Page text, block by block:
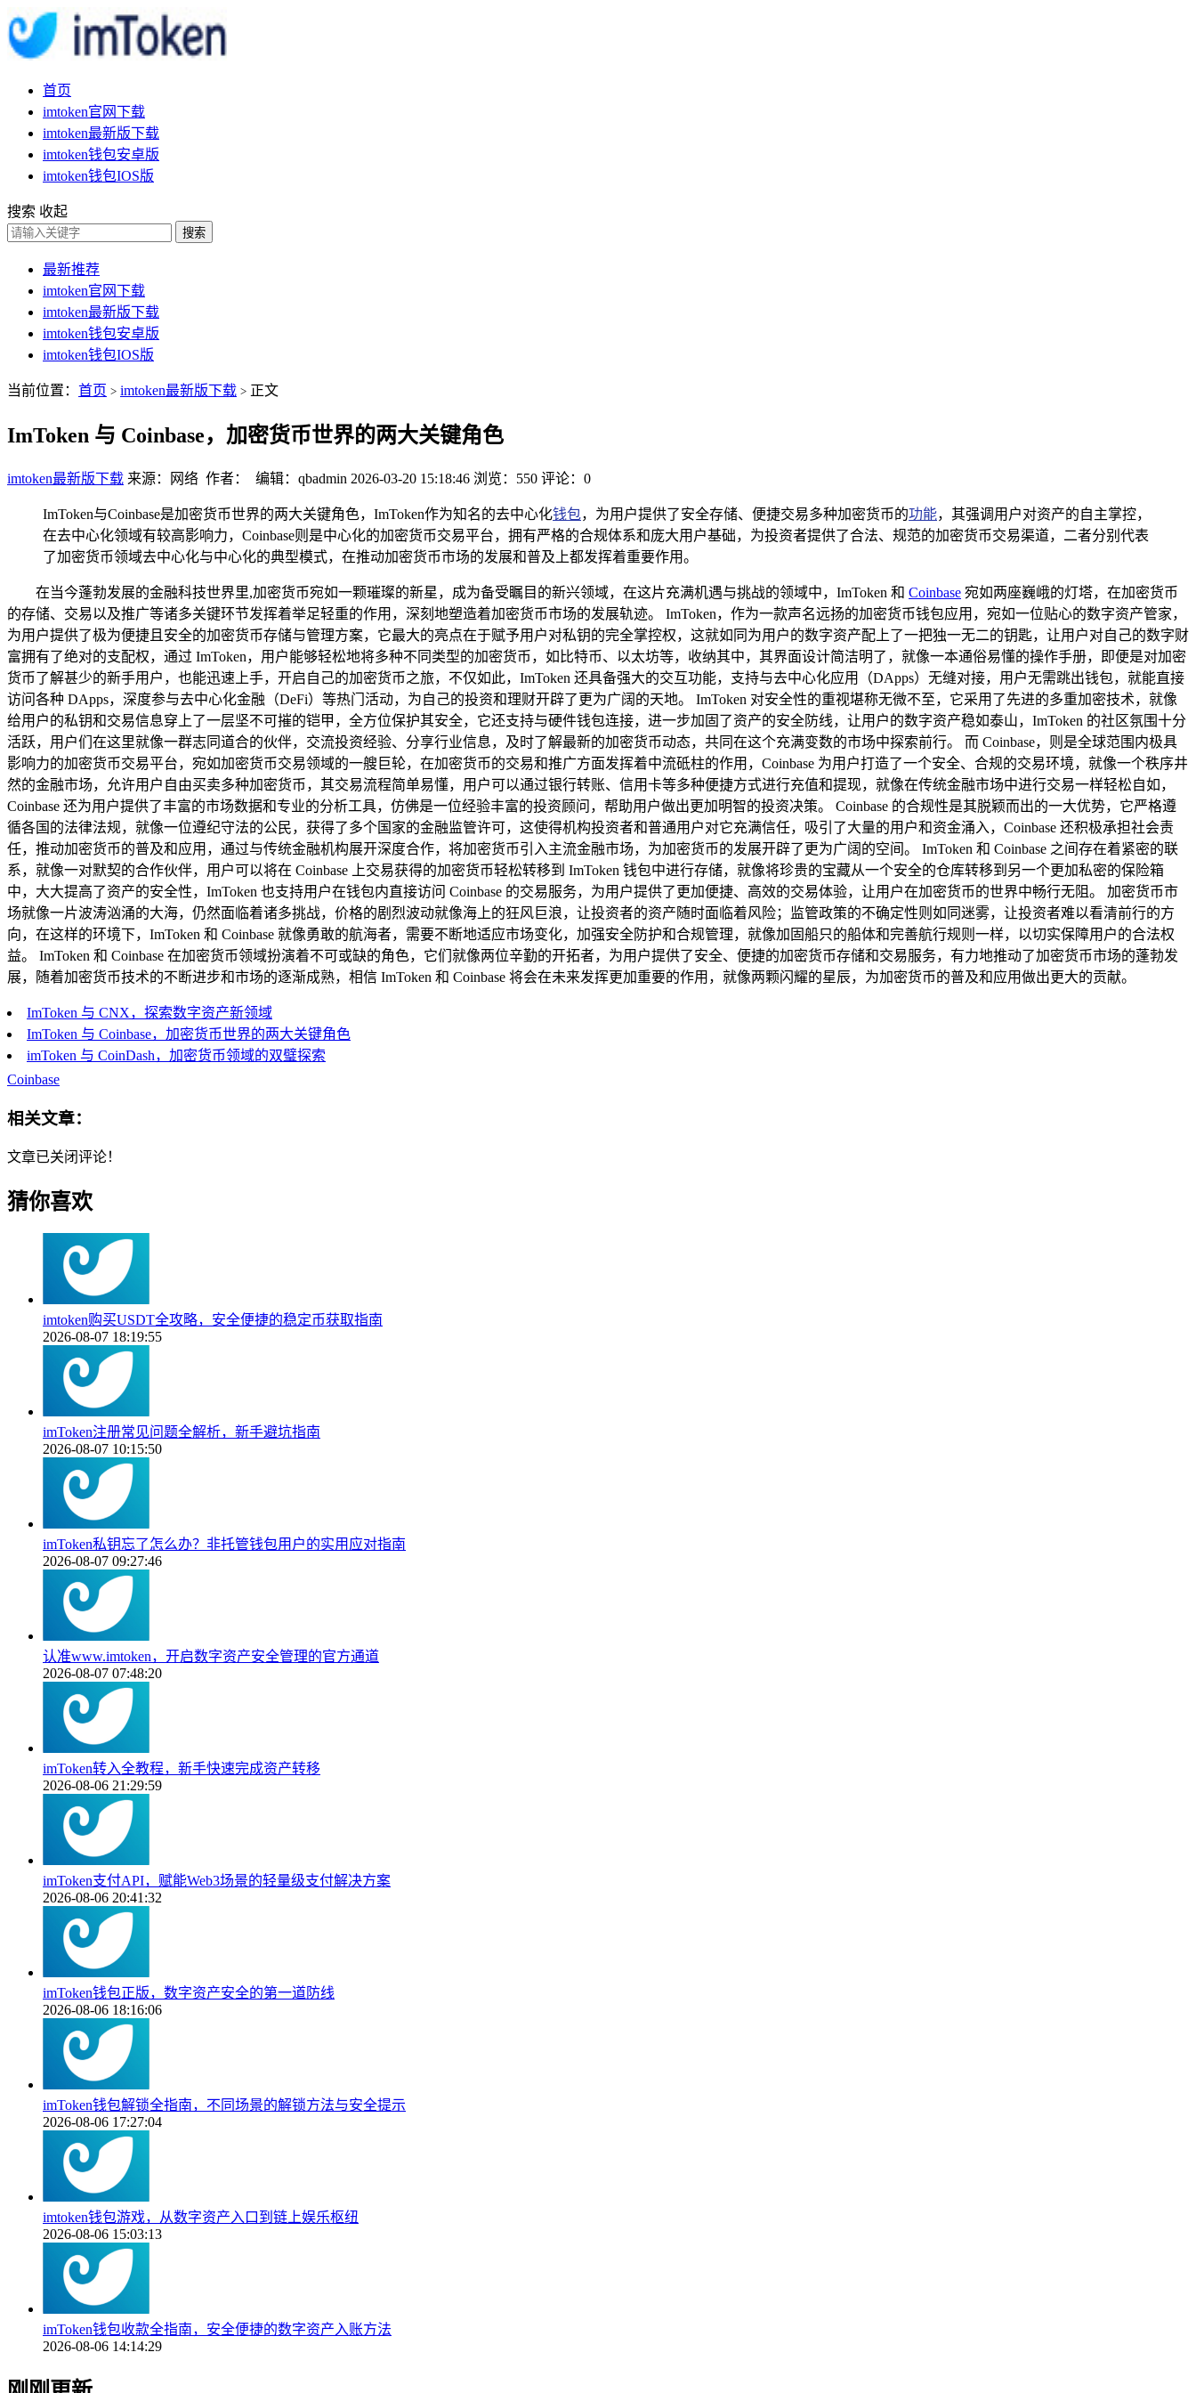
首页
imtoken官网下载
imtoken最新版下载
imtoken钱包安卓版
imtoken钱包IOS版
搜索 收起
搜索
最新推荐
imtoken官网下载
imtoken最新版下载
imtoken钱包安卓版
imtoken钱包IOS版
当前位置： 首页 > imtoken最新版下载 > 正文
ImToken 与 Coinbase，加密货币世界的两大关键角色
imtoken最新版下载 来源：网络 作者： 编辑：qbadmin 2026-03-20 15:18:46 浏览：550 评论：0
ImToken与Coinbase是加密货币世界的两大关键角色，ImToken作为知名的去中心化钱包，为用户提供了安全存储、便捷交易多种加密货币的功能，其强调用户对资产的自主掌控，
在去中心化领域有较高影响力，Coinbase则是中心化的加密货币交易平台，拥有严格的合规体系和庞大用户基础，为投资者提供了合法、规范的加密货币交易渠道，二者分别代表
了加密货币领域去中心化与中心化的典型模式，在推动加密货币市场的发展和普及上都发挥着重要作用。
在当今蓬勃发展的金融科技世界里,加密货币宛如一颗璀璨的新星，成为备受瞩目的新兴领域，在这片充满机遇与挑战的领域中，ImToken 和 Coinbase 宛如两座巍峨的灯塔，在加密货币
的存储、交易以及推广等诸多关键环节发挥着举足轻重的作用，深刻地塑造着加密货币市场的发展轨迹。 ImToken，作为一款声名远扬的加密货币钱包应用，宛如一位贴心的数字资产管家，
为用户提供了极为便捷且安全的加密货币存储与管理方案，它最大的亮点在于赋予用户对私钥的完全掌控权，这就如同为用户的数字资产配上了一把独一无二的钥匙，让用户对自己的数字财
富拥有了绝对的支配权，通过 ImToken，用户能够轻松地将多种不同类型的加密货币，如比特币、以太坊等，收纳其中，其界面设计简洁明了，就像一本通俗易懂的操作手册，即便是对加密
货币了解甚少的新手用户，也能迅速上手，开启自己的加密货币之旅，不仅如此，ImToken 还具备强大的交互功能，支持与去中心化应用（DApps）无缝对接，用户无需跳出钱包，就能直接
访问各种 DApps，深度参与去中心化金融（DeFi）等热门活动，为自己的投资和理财开辟了更为广阔的天地。 ImToken 对安全性的重视堪称无微不至，它采用了先进的多重加密技术，就像
给用户的私钥和交易信息穿上了一层坚不可摧的铠甲，全方位保护其安全，它还支持与硬件钱包连接，进一步加固了资产的安全防线，让用户的数字资产稳如泰山，ImToken 的社区氛围十分
活跃，用户们在这里就像一群志同道合的伙伴，交流投资经验、分享行业信息，及时了解最新的加密货币动态，共同在这个充满变数的市场中探索前行。 而 Coinbase，则是全球范围内极具
影响力的加密货币交易平台，宛如加密货币交易领域的一艘巨轮，在加密货币的交易和推广方面发挥着中流砥柱的作用，Coinbase 为用户打造了一个安全、合规的交易环境，就像一个秩序井
然的金融市场，允许用户自由买卖多种加密货币，其交易流程简单易懂，用户可以通过银行转账、信用卡等多种便捷方式进行充值和提现，就像在传统金融市场中进行交易一样轻松自如，
Coinbase 还为用户提供了丰富的市场数据和专业的分析工具，仿佛是一位经验丰富的投资顾问，帮助用户做出更加明智的投资决策。 Coinbase 的合规性是其脱颖而出的一大优势，它严格遵
循各国的法律法规，就像一位遵纪守法的公民，获得了多个国家的金融监管许可，这使得机构投资者和普通用户对它充满信任，吸引了大量的用户和资金涌入，Coinbase 还积极承担社会责
任，推动加密货币的普及和应用，通过与传统金融机构展开深度合作，将加密货币引入主流金融市场，为加密货币的发展开辟了更为广阔的空间。 ImToken 和 Coinbase 之间存在着紧密的联
系，就像一对默契的合作伙伴，用户可以将在 Coinbase 上交易获得的加密货币轻松转移到 ImToken 钱包中进行存储，就像将珍贵的宝藏从一个安全的仓库转移到另一个更加私密的保险箱
中，大大提高了资产的安全性，ImToken 也支持用户在钱包内直接访问 Coinbase 的交易服务，为用户提供了更加便捷、高效的交易体验，让用户在加密货币的世界中畅行无阻。 加密货币市
场就像一片波涛汹涌的大海，仍然面临着诸多挑战，价格的剧烈波动就像海上的狂风巨浪，让投资者的资产随时面临着风险；监管政策的不确定性则如同迷雾，让投资者难以看清前行的方
向，在这样的环境下，ImToken 和 Coinbase 就像勇敢的航海者，需要不断地适应市场变化，加强安全防护和合规管理，就像加固船只的船体和完善航行规则一样，以切实保障用户的合法权
益。 ImToken 和 Coinbase 在加密货币领域扮演着不可或缺的角色，它们就像两位辛勤的开拓者，为用户提供了安全、便捷的加密货币存储和交易服务，有力地推动了加密货币市场的蓬勃发
展，随着加密货币技术的不断进步和市场的逐渐成熟，相信 ImToken 和 Coinbase 将会在未来发挥更加重要的作用，就像两颗闪耀的星辰，为加密货币的普及和应用做出更大的贡献。
ImToken 与 CNX，探索数字资产新领域
ImToken 与 Coinbase，加密货币世界的两大关键角色
imToken 与 CoinDash，加密货币领域的双璧探索
Coinbase
相关文章：
文章已关闭评论！
猜你喜欢
imtoken购买USDT全攻略，安全便捷的稳定币获取指南
2026-08-07 18:19:55
imToken注册常见问题全解析，新手避坑指南
2026-08-07 10:15:50
imToken私钥忘了怎么办？非托管钱包用户的实用应对指南
2026-08-07 09:27:46
认准www.imtoken，开启数字资产安全管理的官方通道
2026-08-07 07:48:20
imToken转入全教程，新手快速完成资产转移
2026-08-06 21:29:59
imToken支付API，赋能Web3场景的轻量级支付解决方案
2026-08-06 20:41:32
imToken钱包正版，数字资产安全的第一道防线
2026-08-06 18:16:06
imToken钱包解锁全指南，不同场景的解锁方法与安全提示
2026-08-06 17:27:04
imtoken钱包游戏，从数字资产入口到链上娱乐枢纽
2026-08-06 15:03:13
imToken钱包收款全指南，安全便捷的数字资产入账方法
2026-08-06 14:14:29